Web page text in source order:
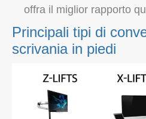
offra il miglior rapporto
Principali tipi di
scrivania in piedi